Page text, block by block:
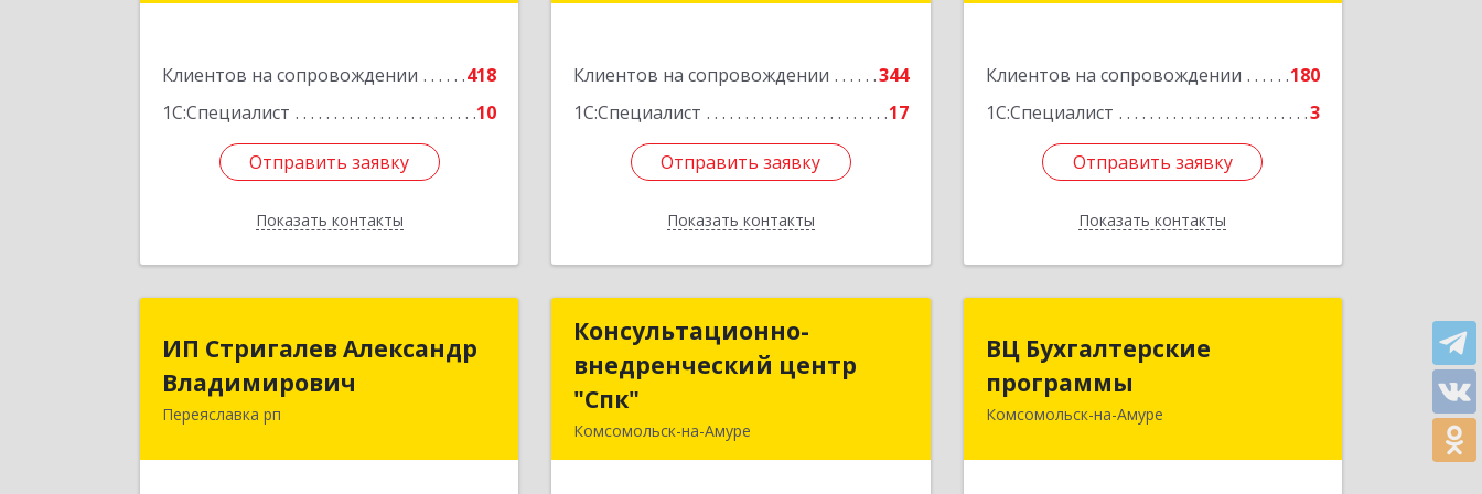
Клиентов на сопровождении
418
1С:Специалист
10
Отправить заявку
Показать контакты
Отправить заявку
Назад
Клиентов на сопровождении
344
1С:Специалист
17
Отправить заявку
Показать контакты
оф.202
Отправить заявку
Назад
Клиентов на сопровождении
180
1С:Специалист
3
Отправить заявку
Показать контакты
Подробнее
Отправить заявку
Назад
ИП Стригалев Александр
Владимирович
Переяславка рп
Владимирович
682910, Хабаровский край, Имени
Консультационно-
внедренческий центр
"Спк"
Комсомольск-на-Амуре
Консультационно-
внедренческий центр
ВЦ Бухгалтерские
программы
Комсомольск-на-Амуре
программы
681000, Хабаровский край,